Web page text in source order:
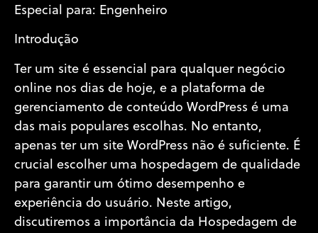
Especial para: Engenheiro
Introdução
Ter um site é essencial para qualquer negócio
online nos dias de hoje, e a plataforma de
gerenciamento de conteúdo WordPress é uma
das mais populares escolhas. No entanto,
apenas ter um site WordPress não é suficiente. É
crucial escolher uma hospedagem de qualidade
para garantir um ótimo desempenho e
experiência do usuário. Neste artigo,
discutiremos a importância da Hospedagem de